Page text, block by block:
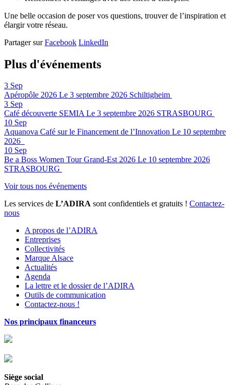
Une belle occasion de poser vos questions, trouver de l’inspiration et
élargir votre réseau.
Partager sur Facebook LinkedIn
Plus d'événements
3 Sep
Apéropôle 2026 Le 3 septembre 2026 Schiltigheim
3 Sep
Café découverte SEMIALe 3 septembre 2026 STRASBOURG
10 Sep
Aquanova Café sur le Financement de l’Innovation Le 10 septembre
2026
10 Sep
Be a Boss Women Tour Grand-Est 2026 Le 10 septembre 2026
STRASBOURG
Voir tous nos événements
Les services de L’ADIRA sont confidentiels et gratuits ! Contactez-
nous
A propos de l’ADIRA
Entreprises
Collectivités
Marque Alsace
Actualités
Agenda
La lettre et le dossier de l’ADIRA
Outils de communication
Contactez-nous !
Nos principaux financeurs
Siège social